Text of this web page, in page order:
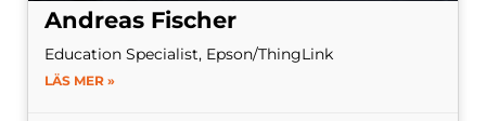
Andreas Fischer
Education Specialist, Epson/ThingLink
LÄS MER »